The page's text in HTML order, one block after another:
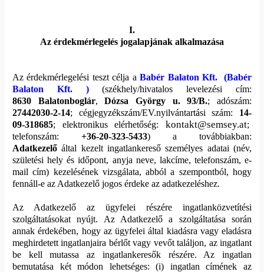
I.
Az érdekmérlegelés jogalapjának alkalmazása
Az érdekmérlegelési teszt célja aBabér Balaton Kft. (Babér
Balaton Kft.)
(székhely/hivatalos levelezési cím:
8630
Balatonboglár,Dózsa György u. 93/B.; adószám:
27442030-2-14; cégjegyzékszám/EV.nyilvántartási szám: 14-
09-318685; elektronikus elérhetőség:kontakt@semsey.at;
telefonszám: +36-20-323-5433) a továbbiakban:
Adatkezelőáltal kezelt ingatlankereső személyes adatai (név,
születési hely és időpont, anyja neve, lakcíme, telefonszám, e-
mail cím) kezelésének vizsgálata, abból a szempontból, hogy
fennáll-e az Adatkezelő jogos érdeke az adatkezeléshez.
Az Adatkezelő az ügyfelei részére ingatlanközvetítési
szolgáltatásokat nyújt. Az Adatkezelő a szolgáltatása során
annak érdekében, hogy az ügyfelei által kiadásra vagy eladásra
meghirdetett ingatlanjaira bérlőt vagy vevőt találjon, az ingatlant
be kell mutassa az ingatlankeresők részére. Az ingatlan
bemutatása két módon lehetséges: (i) ingatlan címének az